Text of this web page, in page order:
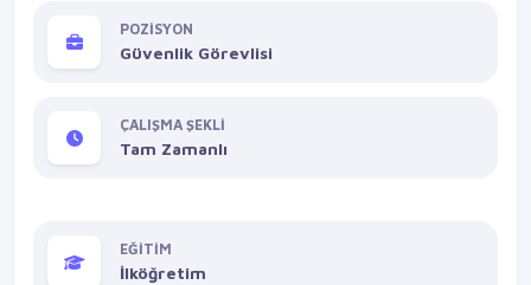
POZİSYON
Güvenlik Görevlisi
ÇALIŞMA ŞEKLİ
Tam Zamanlı
EĞİTİM
İlköğretim